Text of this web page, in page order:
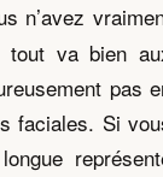
n’avez
tout va bien
pas
faciales. Si